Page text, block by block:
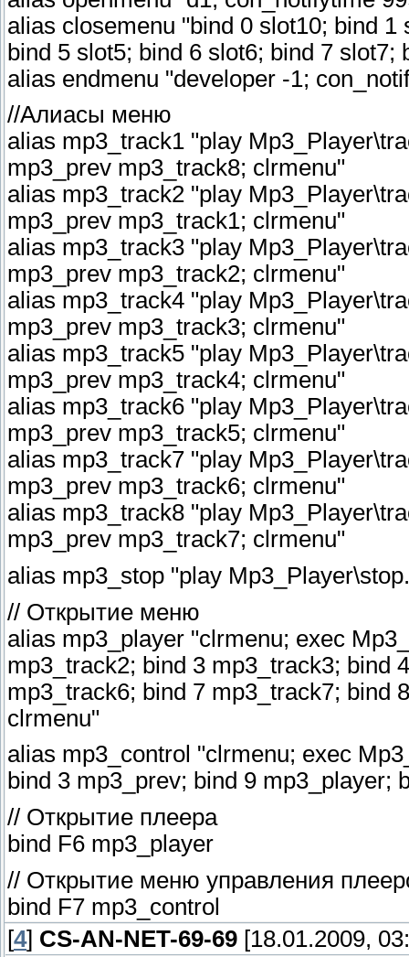
alias closemenu "bind 0 slot10; bind
bind 5 slot5; bind 6 slot6; bind 7
alias endmenu "developer -1;
//Алиасы меню
alias mp3_track1 "play
mp3_prev mp3_track8; clrmenu"
alias mp3_track2 "play
mp3_prev mp3_track1; clrmenu"
alias mp3_track3 "play
mp3_prev mp3_track2; clrmenu"
alias mp3_track4 "play
mp3_prev mp3_track3; clrmenu"
alias mp3_track5 "play
mp3_prev mp3_track4; clrmenu"
alias mp3_track6 "play
mp3_prev mp3_track5; clrmenu"
alias mp3_track7 "play
mp3_prev mp3_track6; clrmenu"
alias mp3_track8 "play
mp3_prev mp3_track7; clrmenu"
alias mp3_stop "play
// Открытие меню
alias mp3_player "clrmenu; exec
mp3_track2; bind 3 mp3_track3; bind
mp3_track6; bind 7 mp3_track7; bind
clrmenu"
alias mp3_control "clrmenu; exec
bind 3 mp3_prev; bind 9 mp3_player;
// Открытие плеера
bind F6 mp3_player
// Открытие меню управления
bind F7 mp3_control
[4] CS-AN-NET-69-69 [18.01.2009,